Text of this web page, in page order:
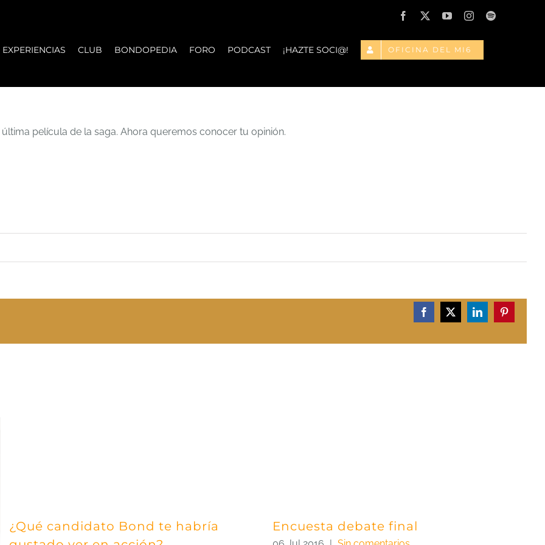
Facebook
X YouTubeInstagramSpotify
EXPERIENCIAS CLUB BONDOPEDIA FORO PODCAST ¡HAZTE SOCI@! OFICINA DEL MI6
película de la saga. Ahora queremos conocer tu opinión.
Facebook
X LinkedInPinterest
¿Qué candidato Bond te habría
Encuesta debate final